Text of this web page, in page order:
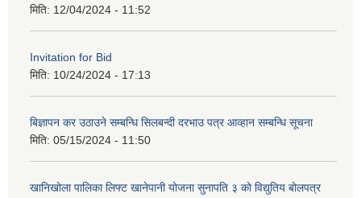
मिति: 12/04/2024 - 11:52
Invitation for Bid
मिति: 10/24/2024 - 17:13
बिज्ञापन कर उठाउने सम्बन्धि सिलबन्दी दरभाउ पत्र आव्हान सम्बन्धि सूचना
मिति: 05/15/2024 - 11:50
खानिखोला पालिका लिफ्ट खानेपानी योजना सुनापति ३ को विद्युतिय बोलपत्र